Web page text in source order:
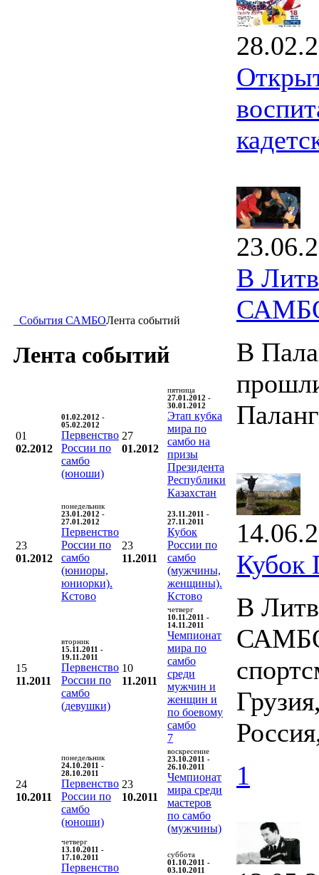
События САМБОЛента событий
Лента событий
01
02.2012
01.02.2012 -
05.02.2012
Первенство
России по
самбо
(юноши)
27
01.2012
пятница
27.01.2012 -
30.01.2012
Этап кубка
мира по
самбо на
призы
Президента
Республики
Казахстан
23
01.2012
понедельник
23.01.2012 -
27.01.2012
Первенство
России по
самбо
(юниоры,
юниорки).
Кстово
23
11.2011
23.11.2011 -
27.11.2011
Кубок
России по
самбо
(мужчины,
женщины).
Кстово
15
11.2011
вторник
15.11.2011 -
19.11.2011
Первенство
России по
самбо
(девушки)
10
11.2011
четверг
10.11.2011 -
14.11.2011
Чемпионат
мира по
самбо
среди
мужчин и
женщин и
по боевому
самбо
7
24
10.2011
понедельник
24.10.2011 -
28.10.2011
Первенство
России по
самбо
(юноши)
23
10.2011
воскресение
23.10.2011 -
26.10.2011
Чемпионат
мира среди
мастеров
по самбо
(мужчины)
четверг
13.10.2011 -
17.10.2011
Первенство
суббота
01.10.2011 -
03.10.2011
В
В
В
1